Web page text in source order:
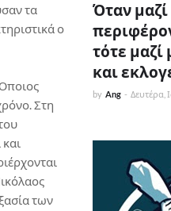
τα
ο
Στη
των
Όταν μαζί
τότε μαζί
και
by Ang - Δευτέρα,